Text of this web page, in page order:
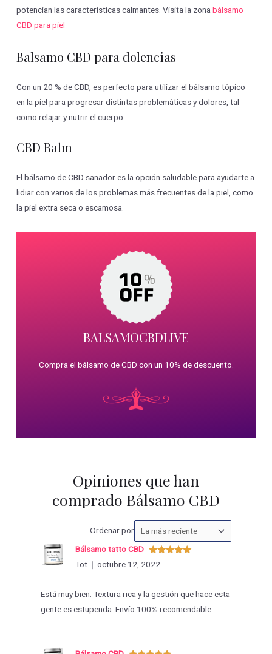
potencian las características calmantes. Visita la zonabálsamo
CBD para piel
Balsamo CBD para dolencias
Con un 20 % de CBD, es perfecto para utilizar el bálsamo tópico
en la piel para progresar distintas problemáticas y dolores, tal
como relajar y nutrir el cuerpo.
CBD Balm
El bálsamo de CBD sanador es la opción saludable para ayudarte a
lidiar con varios de los problemas más frecuentes de la piel, como
la piel extra seca o escamosa.
BALSAMOCBDLIVE
Compra el bálsamo de CBD con un 10% de descuento.
Opiniones que han
comprado Bálsamo CBD
Ordenar porOrdenar
las
Valorado
con
Bálsamo tatto CBD
Tot
octubre 12, 2022
Está muy bien. Textura rica y la gestión que hace esta
gente es estupenda. Envío 100% recomendable.